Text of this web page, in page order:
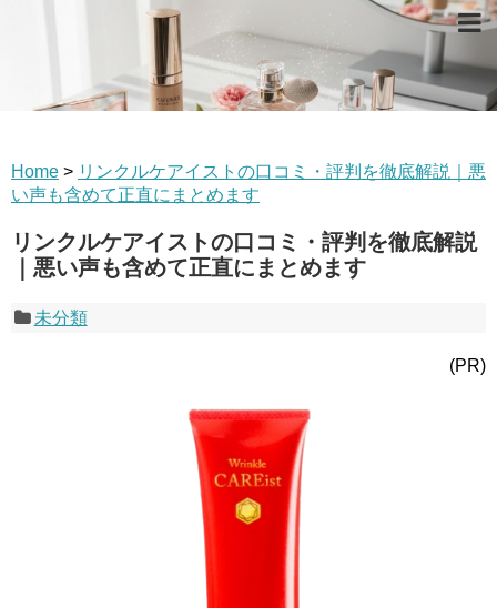
Home > リンクルケアイストの口コミ・評判を徹底解説｜悪
い声も含めて正直にまとめます
リンクルケアイストの口コミ・評判を徹底解説
｜悪い声も含めて正直にまとめます
未分類
(PR)